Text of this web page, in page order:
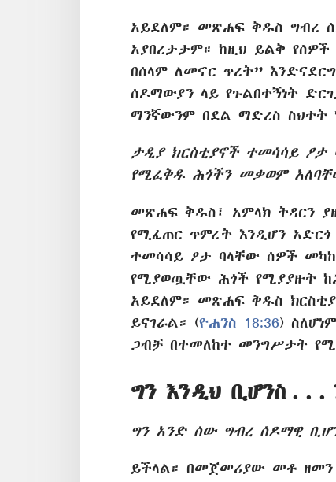
አይደለም። መጽሐፍ ቅዱስ ግብረ
አያበረታታም። ከዚህ ይልቅ
በሰላም ለመኖር ጥረት”
ሰዶማውያን ላይ የጉልበተኝነት
ማንኛውንም በደል ማድረስ ስህተት
ታዲያ ክርስቲያኖች ተመሳሳይ
የሚፈቅዱ ሕጎችን መቃወም
መጽሐፍ ቅዱስ፣ አምላክ ትዳርን
የሚፈጠር ጥምረት እንዲሆን አድርጎ
ተመሳሳይ ፆታ ባላቸው ሰዎች
የሚያወጧቸው ሕጎች የሚያያዙት
አይደለም። መጽሐፍ ቅዱስ
ይናገራል። (ዮሐንስ 18:36)
ጋብቻ በተመለከተ መንግሥታት
ግን እንዲህ ቢሆንስ . . .
ግን አንድ ሰው ግብረ ሰዶማዊ
ይችላል። በመጀመሪያው መቶ